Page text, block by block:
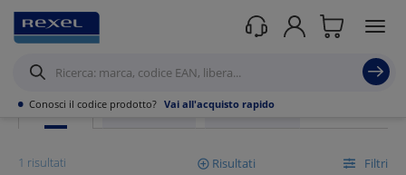
• Conosci il codice prodotto? Vai all'acquisto rapido
Rexel/ Prodotti / Utensili Manuali/
Varie Utensili manuali
PRODOTTI PROMOZIONI SCOPRI DI PIÙ
1 risultati Risultati Filtri